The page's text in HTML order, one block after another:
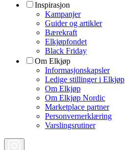
Inspirasjon
Kampanjer
Guider og artikler
Bærekraft
Elkjøpfondet
Black Friday
Om Elkjøp
Informasjonskapsler
Ledige stillinger i Elkjøp
Om Elkjøp
Om Elkjøp Nordic
Marketplace partner
Personvernerklæring
Varslingsrutiner